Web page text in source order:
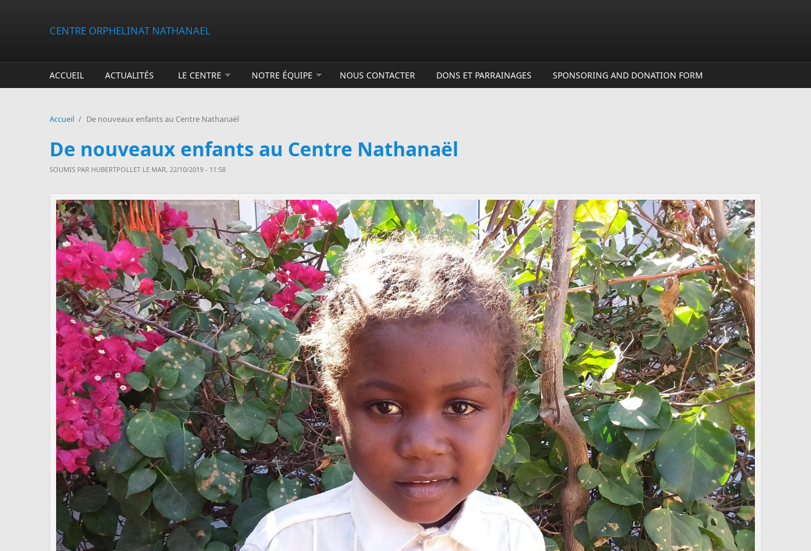
CENTRE ORPHELINAT NATHANAEL
ACCUEIL ACTUALITÉS LE CENTRE NOTRE ÉQUIPE NOUS CONTACTER DONS ET PARRAINAGES SPONSORING AND DONATION FORM
Accueil / De nouveaux enfants au Centre Nathanaël
De nouveaux enfants au Centre Nathanaël
SOUMIS PAR HUBERTPOLLET LE MAR, 22/10/2019 - 11:58